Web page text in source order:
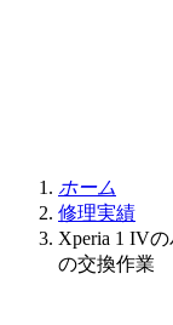
ホーム
修理実績
Xperia 1 IV
の交換作業